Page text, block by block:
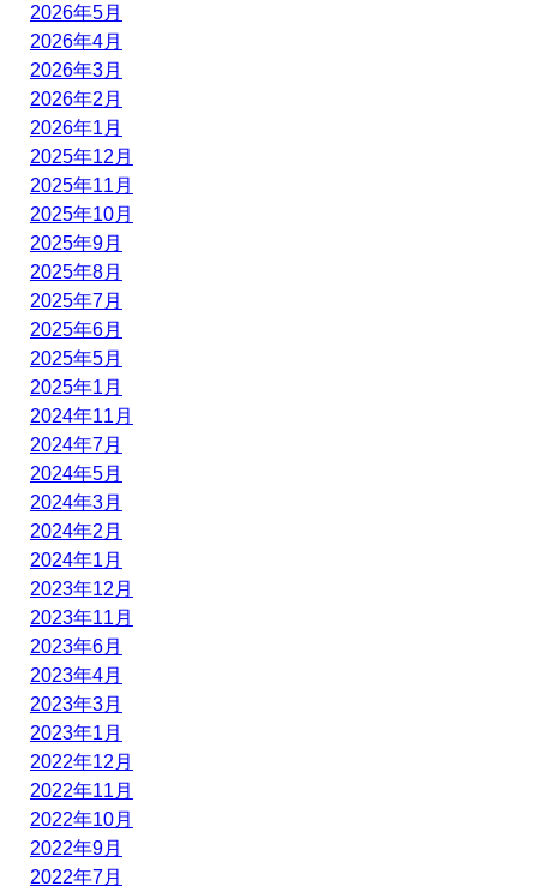
2026年5月
2026年4月
2026年3月
2026年2月
2026年1月
2025年12月
2025年11月
2025年10月
2025年9月
2025年8月
2025年7月
2025年6月
2025年5月
2025年1月
2024年11月
2024年7月
2024年5月
2024年3月
2024年2月
2024年1月
2023年12月
2023年11月
2023年6月
2023年4月
2023年3月
2023年1月
2022年12月
2022年11月
2022年10月
2022年9月
2022年7月